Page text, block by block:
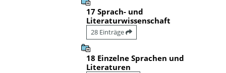
17 Sprach- und
Literaturwissenschaft
28 Einträge
18 Einzelne Sprachen und
Literaturen